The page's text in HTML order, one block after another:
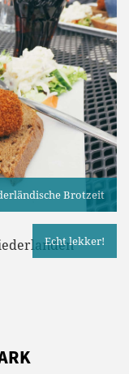
Brotzeit
Echt lekker!